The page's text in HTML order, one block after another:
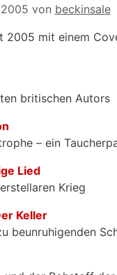
von beckinsale
2005 mit einem
britischen Autors
– ein
Lied
Krieg
Keller
beunruhigenden